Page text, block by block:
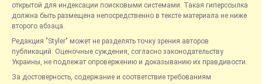
открытой для индексации поисковыми системами. Такая гиперссылка
должна быть размещена непосредственно в тексте материала не ниже
второго абзаца.
Редакция "Styler" может не разделять точку зрения авторов
публикаций. Оценочные суждения, согласно законодательству
Украины, не подлежат опровержению и доказыванию их правдивости.
За достоверность, содержание и соответствие требованиям